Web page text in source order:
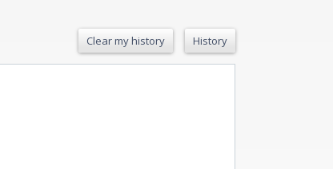
Clear my history History